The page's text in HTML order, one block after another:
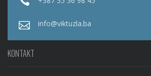
info@viktuzla.ba
KONTAKT